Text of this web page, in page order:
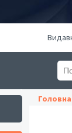
Головна